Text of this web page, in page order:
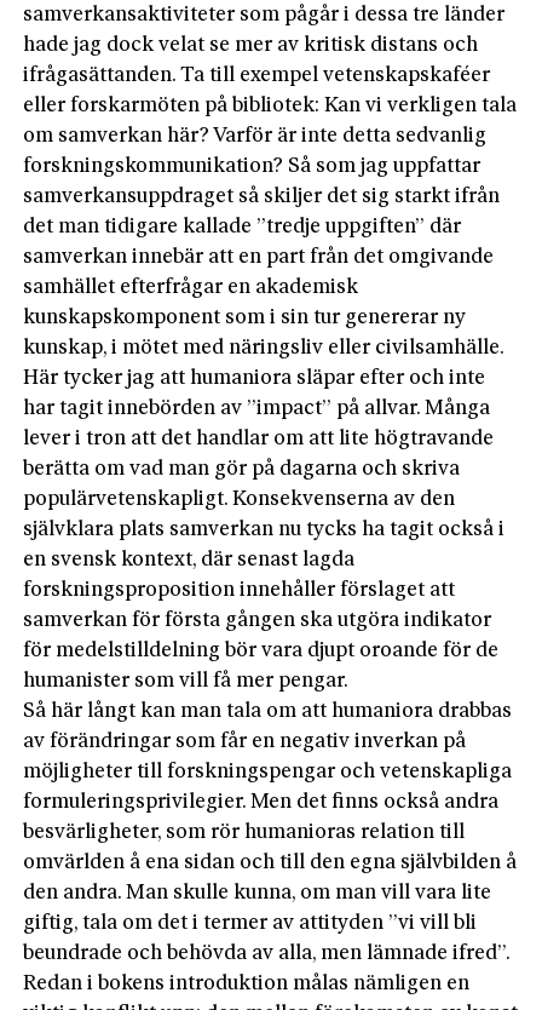
samverkansaktiviteter som pågår i dessa tre länder
hade jag dock velat se mer av kritisk distans och
ifrågasättanden. Ta till exempel vetenskapskaféer
eller forskarmöten på bibliotek: Kan vi verkligen tala
om samverkan här? Varför är inte detta sedvanlig
forskningskommunikation? Så som jag uppfattar
samverkansuppdraget så skiljer det sig starkt ifrån
det man tidigare kallade ”tredje uppgiften” där
samverkan innebär att en part från det omgivande
samhället efterfrågar en akademisk
kunskapskomponent som i sin tur genererar ny
kunskap, i mötet med näringsliv eller civilsamhälle.
Här tycker jag att humaniora släpar efter och inte
har tagit innebörden av ”impact” på allvar. Många
lever i tron att det handlar om att lite högtravande
berätta om vad man gör på dagarna och skriva
populärvetenskapligt. Konsekvenserna av den
självklara plats samverkan nu tycks ha tagit också i
en svensk kontext, där senast lagda
forskningsproposition innehåller förslaget att
samverkan för första gången ska utgöra indikator
för medelstilldelning bör vara djupt oroande för de
humanister som vill få mer pengar.
Så här långt kan man tala om att humaniora drabbas
av förändringar som får en negativ inverkan på
möjligheter till forskningspengar och vetenskapliga
formuleringsprivilegier. Men det finns också andra
besvärligheter, som rör humanioras relation till
omvärlden å ena sidan och till den egna självbilden å
den andra. Man skulle kunna, om man vill vara lite
giftig, tala om det i termer av attityden ”vi vill bli
beundrade och behövda av alla, men lämnade ifred”.
Redan i bokens introduktion målas nämligen en